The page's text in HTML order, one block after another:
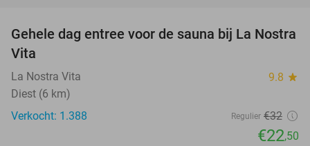
30%
Gehele dag entree voor de sauna bij La Nostra
Vita
La Nostra Vita 9.8 star
Diest (6 km)
Verkocht: 1.388
Regulier €32
€22,50